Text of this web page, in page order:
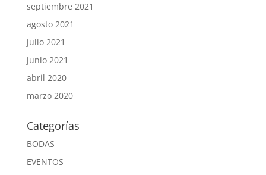
septiembre 2021
agosto 2021
julio 2021
junio 2021
abril 2020
marzo 2020
Categorías
BODAS
EVENTOS